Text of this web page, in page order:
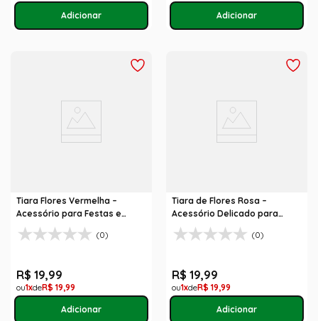
Tiara Flores Vermelha –
Acessório para Festas e
Fantasias
(0)
R$ 19,99
1 R$ 19,99
Tiara de Flores Rosa –
Acessório Delicado para
Fantasias
(0)
R$ 19,99
1 R$ 19,99